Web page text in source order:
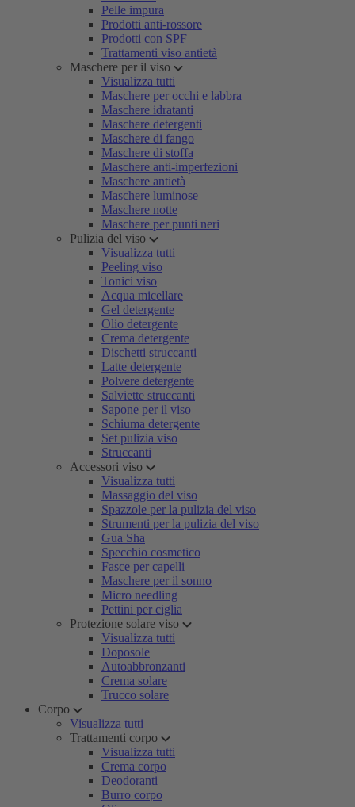
Pelle impura
Prodotti anti-rossore
Prodotti con SPF
Trattamenti viso antietà
Maschere per il viso
Visualizza tutti
Maschere per occhi e labbra
Maschere idratanti
Maschere detergenti
Maschere di fango
Maschere di stoffa
Maschere anti-imperfezioni
Maschere antietà
Maschere luminose
Maschere notte
Maschere per punti neri
Pulizia del viso
Visualizza tutti
Peeling viso
Tonici viso
Acqua micellare
Gel detergente
Olio detergente
Crema detergente
Dischetti struccanti
Latte detergente
Polvere detergente
Salviette struccanti
Sapone per il viso
Schiuma detergente
Set pulizia viso
Struccanti
Accessori viso
Visualizza tutti
Massaggio del viso
Spazzole per la pulizia del viso
Strumenti per la pulizia del viso
Gua Sha
Specchio cosmetico
Fasce per capelli
Maschere per il sonno
Micro needling
Pettini per ciglia
Protezione solare viso
Visualizza tutti
Doposole
Autoabbronzanti
Crema solare
Trucco solare
Corpo
Visualizza tutti
Trattamenti corpo
Visualizza tutti
Crema corpo
Deodoranti
Burro corpo